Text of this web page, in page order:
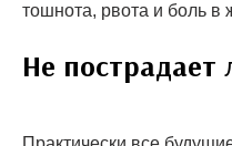
тошнота, рвота и боль в
Не пострадает